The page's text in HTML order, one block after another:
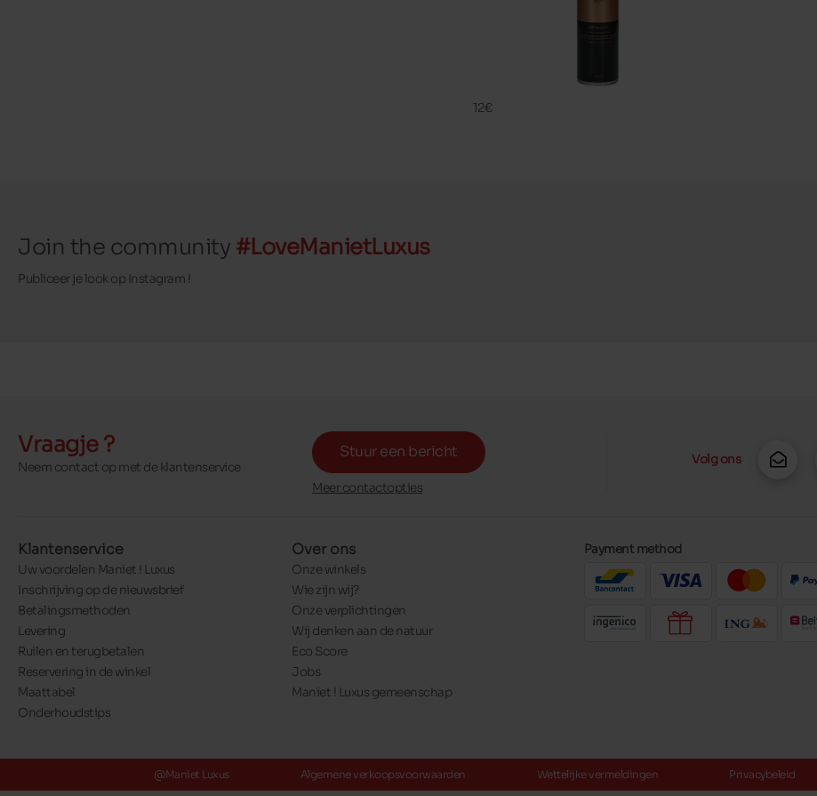
12€
Join the community #LoveManietLuxus
Publiceer je look op Instagram !
Vraagje ?
Neem contact op met de klantenservice
Stuur een bericht
Meer contactopties
Volg ons
Klantenservice
Uw voordelen Maniet ! Luxus
Inschrijving op de nieuwsbrief
Betalingsmethoden
Levering
Ruilen en terugbetalen
Reservering in de winkel
Maattabel
Onderhoudstips
Over ons
Onze winkels
Wie zijn wij?
Onze verplichtingen
Wij denken aan de natuur
Eco Score
Jobs
Maniet ! Luxus gemeenschap
Payment method
@Maniet Luxus Algemene verkoopsvoorwaarden Wettelijke vermeldingen Privacybeleid